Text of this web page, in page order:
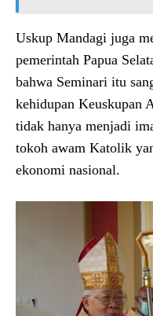
Uskup Mandagi juga
pemerintah Papua
bahwa Seminari itu
kehidupan Keuskupan
tidak hanya menjadi
tokoh awam Katolik
ekonomi nasional.